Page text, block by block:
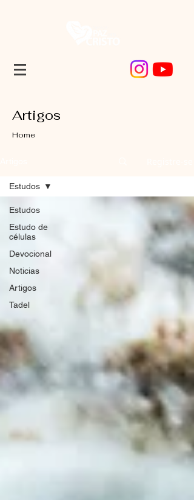
Artigos
Home
Estudos
Estudo de
células
Devocional
Noticias
Artigos
Tadel
Estudos